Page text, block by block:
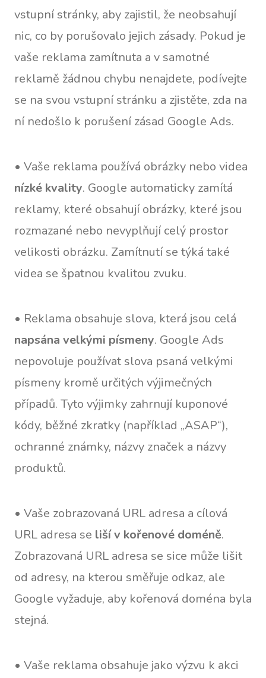
vstupní stránky, aby zajistil, že neobsahují
nic, co by porušovalo jejich zásady. Pokud je
vaše reklama zamítnuta a v samotné
reklamě žádnou chybu nenajdete, podívejte
se na svou vstupní stránku a zjistěte, zda na
ní nedošlo k porušení zásad Google Ads.
• Vaše reklama používá obrázky nebo videa
nízké kvality. Google automaticky zamítá
reklamy, které obsahují obrázky, které jsou
rozmazané nebo nevyplňují celý prostor
velikosti obrázku. Zamítnutí se týká také
videa se špatnou kvalitou zvuku.
• Reklama obsahuje slova, která jsou celá
napsána velkými písmeny. Google Ads
nepovoluje používat slova psaná velkými
písmeny kromě určitých výjimečných
případů. Tyto výjimky zahrnují kuponové
kódy, běžné zkratky (například „ASAP“),
ochranné známky, názvy značek a názvy
produktů.
• Vaše zobrazovaná URL adresa a cílová
URL adresa se liší v kořenové doméně.
Zobrazovaná URL adresa se sice může lišit
od adresy, na kterou směřuje odkaz, ale
Google vyžaduje, aby kořenová doména byla
stejná.
• Vaše reklama obsahuje jako výzvu k akci